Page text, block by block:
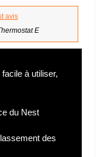
E
à utiliser,
du Nest
des